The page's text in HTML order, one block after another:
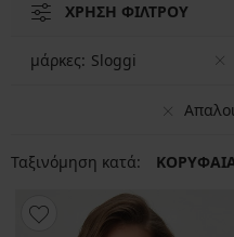
ΧΡΗΣΗ ΦΙΛΤΡΟΥ
μάρκες: Sloggi
Ταξινόμηση κατά: